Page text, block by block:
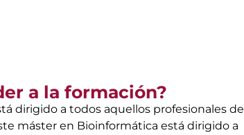
a la formación?
dirigido a todos aquellos profesionales de
máster en Bioinformática está dirigido a